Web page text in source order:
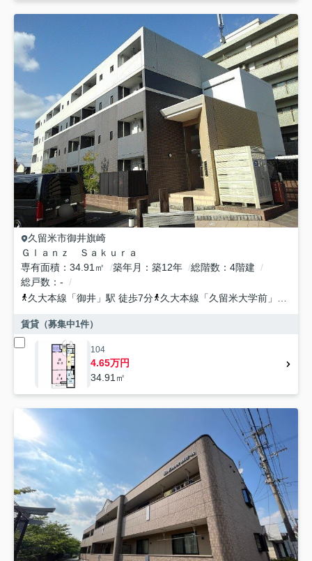
久留米市御井旗崎
Ｇｌａｎｚ Ｓａｋｕｒａ
専有面積
34.91㎡ 築年月 築12年 総階数
4階建
総戸数
-
久大本線 「御井 」駅 徒歩7分 久大本線 「久留米大学前 」駅 徒歩20分
賃貸（募集中1件）
104
4.65万円
34.91㎡